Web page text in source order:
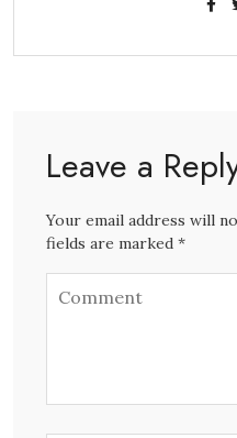
Leave a
Your email address will
fields are marked *